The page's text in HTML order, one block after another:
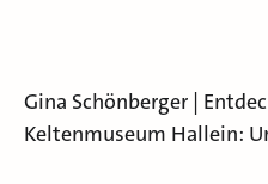
Gina Schönberger |
Keltenmuseum Hallein: